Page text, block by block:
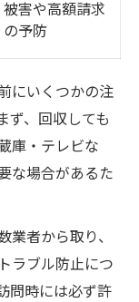
被害や高額請求
の予防
にいくつかの注
ず、回収しても
庫・テレビな
な場合があるた
者から取り、
ラブル防止につ
問時には必ず許